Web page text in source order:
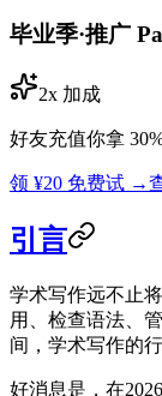
毕业季·推广
2x 加成
好友充值你拿
领 ¥20 免费试 →
引言
学术写作远不止
用、检查语法、
间，学术写作的
好消息是，在